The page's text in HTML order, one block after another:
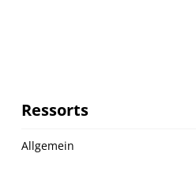
Ressorts
Allgemein